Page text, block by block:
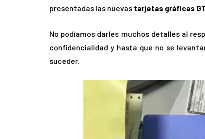
presentadas las nuevas tarjetas gráficas
No podíamos darles muchos detalles al
confidencialidad y hasta que no se
suceder.